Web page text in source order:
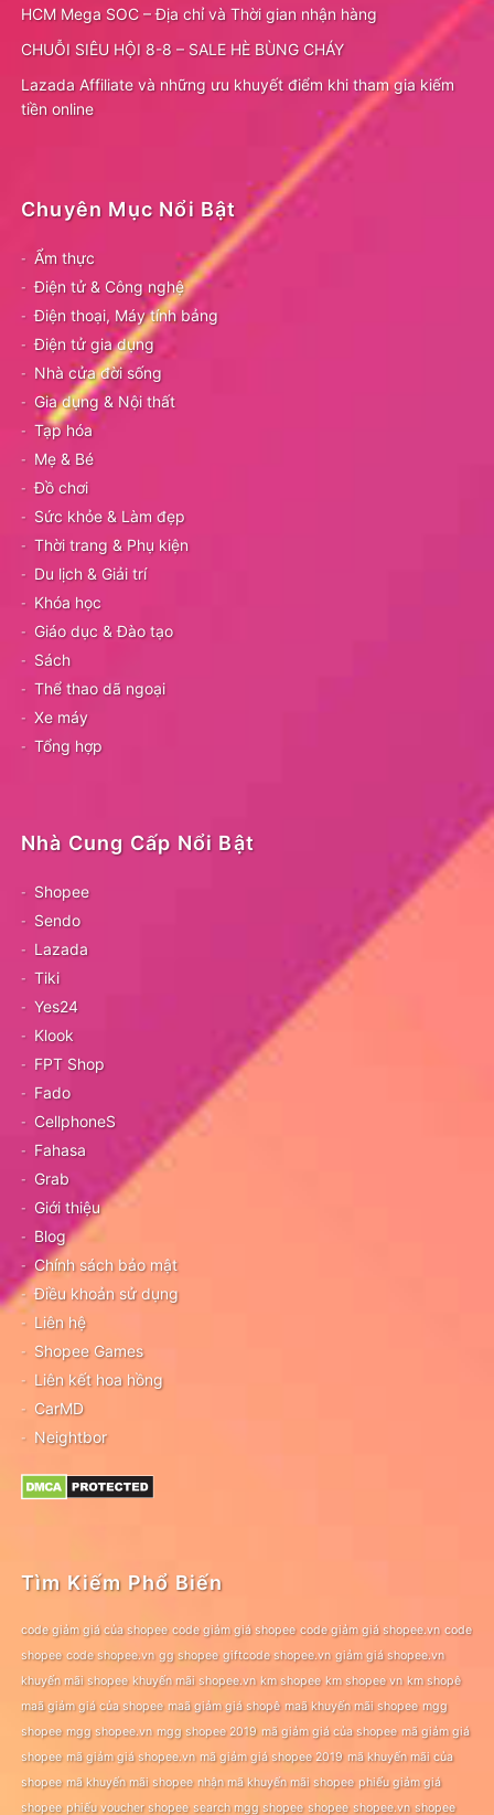
HCM Mega SOC – Địa chỉ và Thời gian nhận hàng
CHUỖI SIÊU HỘI 8-8 – SALE HÈ BÙNG CHÁY
Lazada Affiliate và những ưu khuyết điểm khi tham gia kiếm
tiền online
Chuyên Mục Nổi Bật
Ẩm thực
Điện tử & Công nghệ
Điện thoại, Máy tính bảng
Điện tử gia dụng
Nhà cửa đời sống
Gia dụng & Nội thất
Tạp hóa
Mẹ & Bé
Đồ chơi
Sức khỏe & Làm đẹp
Thời trang & Phụ kiện
Du lịch & Giải trí
Khóa học
Giáo dục & Đào tạo
Sách
Thể thao dã ngoại
Xe máy
Tổng hợp
Nhà Cung Cấp Nổi Bật
Shopee
Sendo
Lazada
Tiki
Yes24
Klook
FPT Shop
Fado
CellphoneS
Fahasa
Grab
Giới thiệu
Blog
Chính sách bảo mật
Điều khoản sử dụng
Liên hệ
Shopee Games
Liên kết hoa hồng
CarMD
Neightbor
Tìm Kiếm Phổ Biến
code giảm giá của shopee code giảm giá shopee code giảm giá shopee.vn code
shopee code shopee.vn gg shopee giftcode shopee.vn giảm giá shopee.vn
khuyến mãi shopee khuyến mãi shopee.vn km shopee km shopee vn km shopê
maã giảm giá của shopee maã giảm giá shopê maã khuyến mãi shopee mgg
shopee mgg shopee.vn mgg shopee 2019 mã giảm giá của shopee mã giảm giá
shopee mã giảm giá shopee.vn mã giảm giá shopee 2019 mã khuyến mãi của
shopee mã khuyến mãi shopee nhận mã khuyến mãi shopee phiếu giảm giá
shopee phiếu voucher shopee search mgg shopee shopee shopee.vn shopee